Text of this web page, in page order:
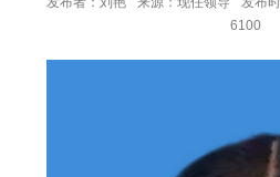
6100